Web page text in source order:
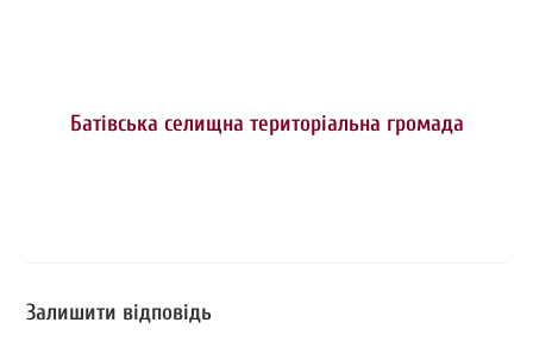
Батівська селищна територіальна громада
Залишити відповідь